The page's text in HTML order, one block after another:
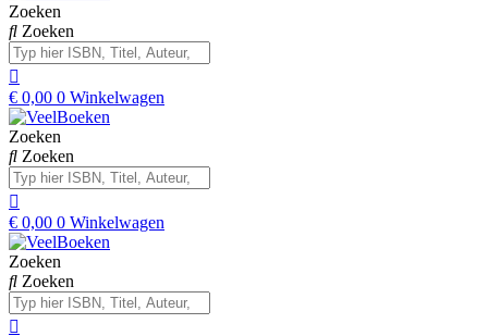
Zoeken
Zoeken
€ 0,00 0 Winkelwagen
Zoeken
Zoeken
€ 0,00 0 Winkelwagen
Zoeken
Zoeken